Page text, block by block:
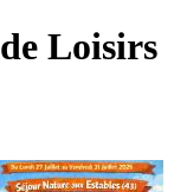
Loisirs